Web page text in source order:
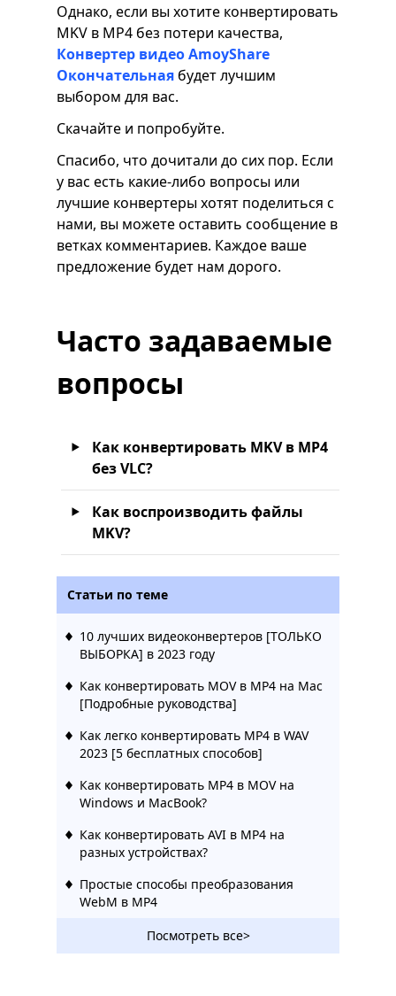
Однако, если вы хотите конвертировать
MKV в MP4 без потери качества,
Конвертер видео AmoyShare
Окончательная будет лучшим
выбором для вас.
Скачайте и попробуйте.
Спасибо, что дочитали до сих пор. Если
у вас есть какие-либо вопросы или
лучшие конвертеры хотят поделиться с
нами, вы можете оставить сообщение в
ветках комментариев. Каждое ваше
предложение будет нам дорого.
Часто задаваемые
вопросы
Как конвертировать MKV в MP4
без VLC?
Как воспроизводить файлы
MKV?
Статьи по теме
10 лучших видеоконвертеров [ТОЛЬКО
ВЫБОРКА] в 2023 году
Как конвертировать MOV в MP4 на Mac
[Подробные руководства]
Как легко конвертировать MP4 в WAV
2023 [5 бесплатных способов]
Как конвертировать MP4 в MOV на
Windows и MacBook?
Как конвертировать AVI в MP4 на
разных устройствах?
Простые способы преобразования
WebM в MP4
5 лучших способов сжатия MP4 на Mac
[Пошаговое руководство]
Посмотреть все>